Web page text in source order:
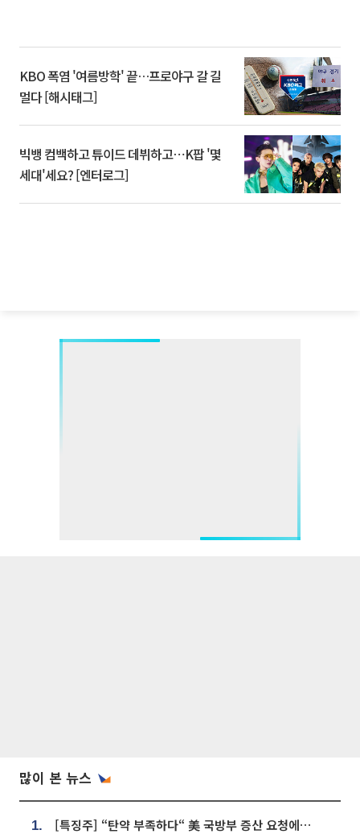
KBO 폭염 '여름방학' 끝…프로야구 갈 길
멀다 [해시태그]
빅뱅 컴백하고 튜이드 데뷔하고⋯K팝 '몇
세대'세요? [엔터로그]
많이 본 뉴스
1. [특징주] “탄약 부족하다“ 美 국방부 증산 요청에⋯국내 방산주 급등세